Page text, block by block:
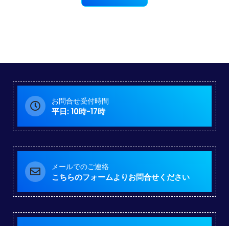
お問合せ受付時間
平日: 10時-17時
メールでのご連絡
こちらのフォームよりお問合せください